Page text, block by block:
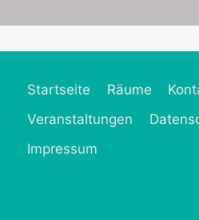
Startseite Räume
Veranstaltungen
Impressum